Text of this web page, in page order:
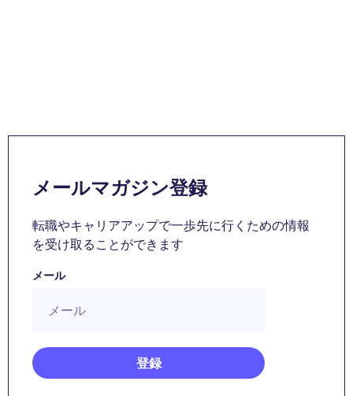
メールマガジン登録
転職やキャリアアップで一歩先に行くための情報
を受け取ることができます
メール